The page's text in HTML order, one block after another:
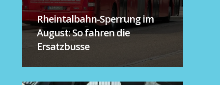
Rheintalbahn-Sperrung im
August: So fahren die
Ersatzbusse